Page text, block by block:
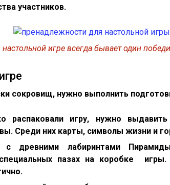
участников.
настольной игре всегда бывает один
сокровищ, нужно выполнить
распаковали игру, нужно
Среди них карты, символы жизни и
с древними лабиринтами
пазах на коробке